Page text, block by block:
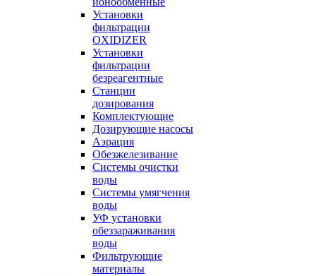
Установки
фильтрации
OXIDIZER
Установки
фильтрации
безреагентные
Станции
дозирования
Комплектующие
Дозирующие насосы
Аэрация
Обезжелезивание
Системы очистки
воды
Системы умягчения
воды
УФ установки
обеззараживания
воды
Фильтрующие
материалы